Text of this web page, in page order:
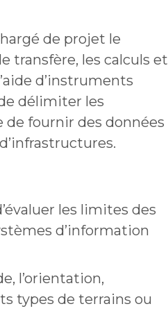
de projet le
transfère, les calculs et
d’instruments
délimiter les
de fournir des données
les limites des
d’information
l’orientation,
types de terrains ou